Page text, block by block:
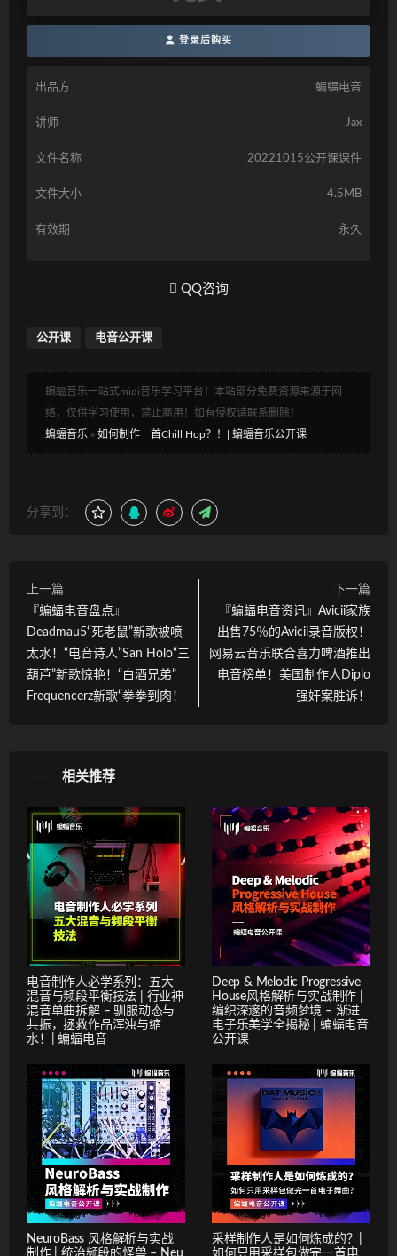
登录后购买
出品方 蝙蝠电音
讲师 Jax
文件名称 20221015公开课课件
文件大小 4.5MB
有效期 永久
QQ咨询
公开课 电音公开课
蝙蝠音乐一站式midi音乐学习平台！本站部分免费资源来源于网
络，仅供学习使用，禁止商用！如有侵权请联系删除！
蝙蝠音乐 » 如何制作一首Chill Hop？！| 蝙蝠音乐公开课
分享到：
上一篇
『蝙蝠电音盘点』
Deadmau5“死老鼠”新歌被喷
太水！“电音诗人”San Holo“三
葫芦”新歌惊艳！“白酒兄弟”
Frequencerz新歌“拳拳到肉！
下一篇
『蝙蝠电音资讯』Avicii家族
出售75％的Avicii录音版权！
网易云音乐联合喜力啤酒推出
电音榜单！美国制作人Diplo
强奸案胜诉！
相关推荐
电音制作人必学系列：五大
混音与频段平衡技法 | 行业神
混音单曲拆解 – 驯服动态与
共振，拯救作品浑浊与缩
水！| 蝙蝠电音
Deep & Melodic Progressive
House风格解析与实战制作 |
编织深邃的音频梦境 – 渐进
电子乐美学全揭秘 | 蝙蝠电音
公开课
NeuroBass 风格解析与实战
制作 | 统治频段的怪兽 – Neu
采样制作人是如何炼成的？|
如何只用采样包做完一首电